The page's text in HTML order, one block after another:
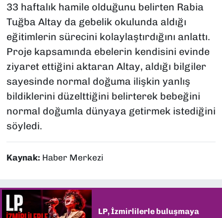
33 haftalık hamile olduğunu belirten Rabia
Tuğba Altay da gebelik okulunda aldığı
eğitimlerin sürecini kolaylaştırdığını anlattı.
Proje kapsamında ebelerin kendisini evinde
ziyaret ettiğini aktaran Altay, aldığı bilgiler
sayesinde normal doğuma ilişkin yanlış
bildiklerini düzelttiğini belirterek bebeğini
normal doğumla dünyaya getirmek istediğini
söyledi.
Kaynak: Haber Merkezi
LP, İzmirlilerle buluşmaya